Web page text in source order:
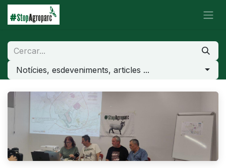
Skip to Content
Notícies, esdeveniments, articles ...